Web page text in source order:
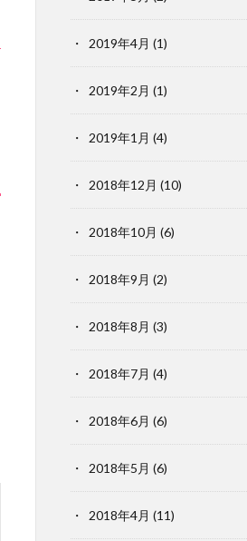
2019年4月 (1)
2019年2月 (1)
2019年1月 (4)
2018年12月 (10)
2018年10月 (6)
2018年9月 (2)
2018年8月 (3)
2018年7月 (4)
2018年6月 (6)
2018年5月 (6)
2018年4月 (11)